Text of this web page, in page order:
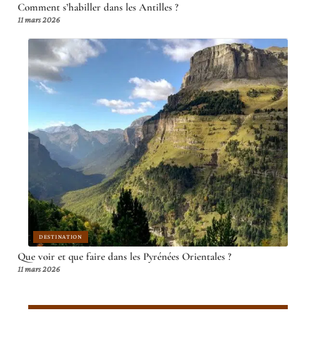
Comment s’habiller dans les Antilles ?
11 mars 2026
DESTINATION
Que voir et que faire dans les Pyrénées Orientales ?
11 mars 2026